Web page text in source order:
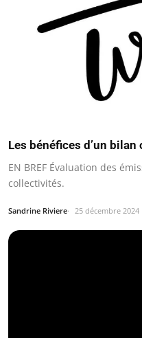
Les bénéfices d’un
EN BREF Évaluation des
collectivités.
Sandrine Riviere 25 décembre 2024